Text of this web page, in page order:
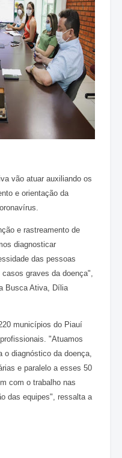
vão atuar auxiliando os
e orientação da
e rastreamento de
diagnosticar
das pessoas
graves da doença",
Busca Ativa, Dília
municípios do Piauí
"Atuamos
o diagnóstico da doença,
e paralelo a esses 50
com o trabalho nas
das equipes", ressalta a